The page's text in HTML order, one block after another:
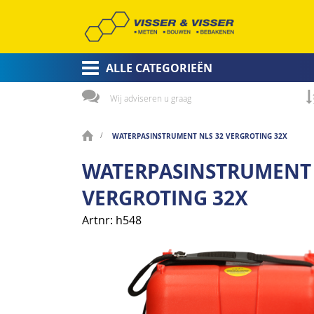
ALLE CATEGORIEËN
Wij adviseren u graag
WATERPASINSTRUMENT NLS 32 VERGROTING 32X
VERGROTING 32X
Artnr h548